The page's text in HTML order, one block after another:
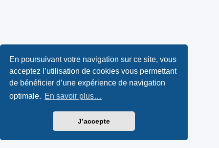
En poursuivant votre navigation sur ce site, vous
acceptez l’utilisation de cookies vous permettant
de bénéficier d’une expérience de navigation
optimale. En savoir plus…
J’accepte